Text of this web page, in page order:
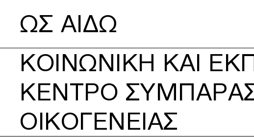
ΩΣ ΑΙΔΩ
ΚΟΙΝΩΝΙΚΗ ΚΑΙ
ΚΕΝΤΡΟ
ΟΙΚΟΓΕΝΕΙΑΣ
Δείτε περισσότερα για ΚΟΙΝΩΝΙΚΗ ΚΑΙ ΕΚΠΑΙΔΕΥΤΙΚΗ